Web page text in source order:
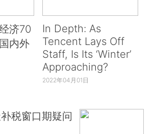
济70
内外
In Depth: As
Tencent Lays Off
Staff, Is Its ‘Winter’
Approaching?
2022年04月01日
税窗口期疑问